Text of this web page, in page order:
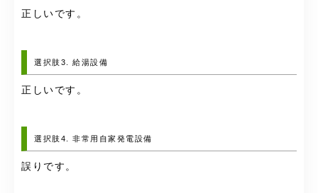
正しいです。
選択肢3. 給湯設備
正しいです。
選択肢4. 非常用自家発電設備
誤りです。